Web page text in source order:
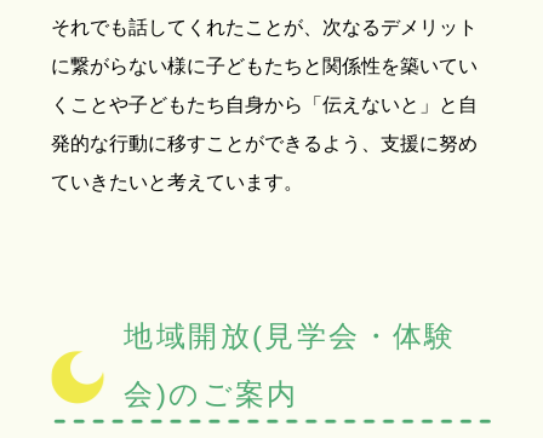
それでも話してくれたことが、次なるデメリット
に繋がらない様に子どもたちと関係性を築いてい
くことや子どもたち自身から「伝えないと」と自
発的な行動に移すことができるよう、支援に努め
ていきたいと考えています。
地域開放(見学会・体験
会)のご案内